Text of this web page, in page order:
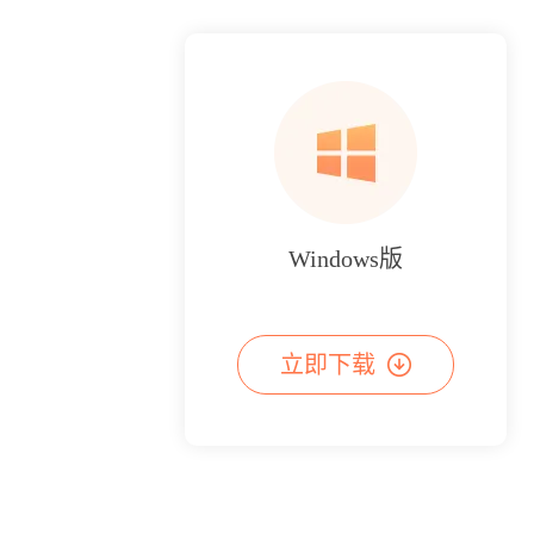
Windows版
立即下载